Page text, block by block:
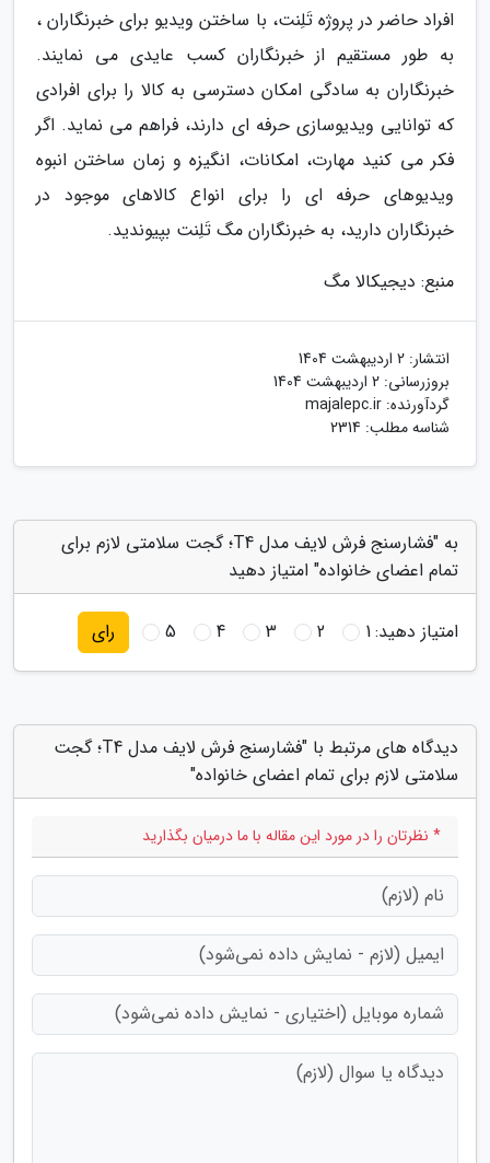
افراد حاضر در پروژه تَلِنت، با ساختن ویدیو برای خبرنگاران ،
به طور مستقیم از خبرنگاران کسب عایدی می نمایند.
خبرنگاران به سادگی امکان دسترسی به کالا را برای افرادی
که توانایی ویدیوسازی حرفه ای دارند، فراهم می نماید. اگر
فکر می کنید مهارت، امکانات، انگیزه و زمان ساختن انبوه
ویدیوهای حرفه ای را برای انواع کالاهای موجود در
خبرنگاران دارید، به خبرنگاران مگ تَلِنت بپیوندید.
منبع: دیجیکالا مگ
انتشار: 2 اردیبهشت 1404
بروزرسانی: 2 اردیبهشت 1404
گردآورنده: majalepc.ir
شناسه مطلب: 2314
به "فشارسنج فرش لایف مدل T4؛ گجت سلامتی لازم برای
تمام اعضای خانواده" امتیاز دهید
امتیاز دهید:1
2
3
4
5 رای
دیدگاه های مرتبط با "فشارسنج فرش لایف مدل T4؛ گجت
سلامتی لازم برای تمام اعضای خانواده"
* نظرتان را در مورد این مقاله با ما درمیان بگذارید